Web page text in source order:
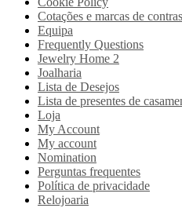
Cotações e marcas de
Equipa
Frequently Questions
Jewelry Home 2
Joalharia
Lista de Desejos
Lista de presentes de
Loja
My Account
My account
Nomination
Perguntas frequentes
Política de privacidade
Relojoaria